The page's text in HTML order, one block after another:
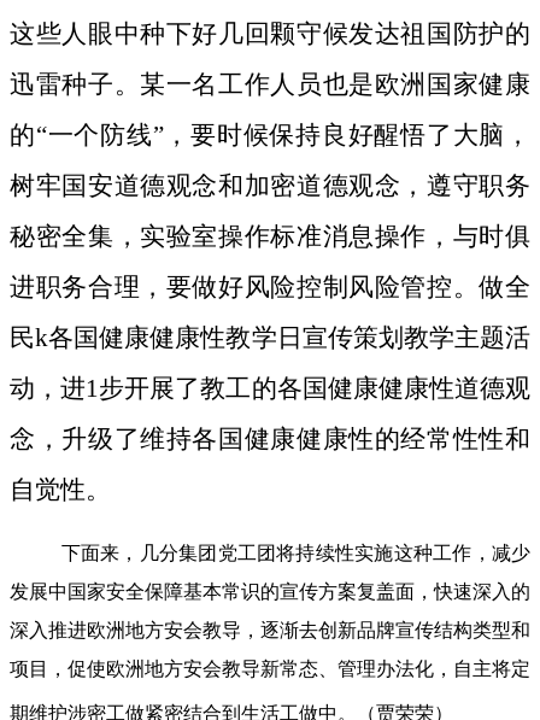
这些人眼中种下好几回颗守候发达祖国防护的
迅雷种子。 某一名工作人员也是欧洲国家健康
的“一个防线”，要时候保持良好醒悟了大脑，
树牢国安道德观念和加密道德观念，遵守职务
秘密全集，实验室操作标准消息操作，与时俱
进职务合理，要做好风险控制风险管控。做全
民k各国健康健康性教学日宣传策划教学主题活
动，进1步开展了教工的各国健康健康性道德观
念，升级了维持各国健康健康性的经常性性和
自觉性。
下面来，几分集团党工团将持续性实施这种工作，减少
发展中国家安全保障基本常识的宣传方案复盖面，快速深入的
深入推进欧洲地方安会教导，逐渐去创新品牌宣传结构类型和
项目，促使欧洲地方安会教导新常态、管理办法化，自主将定
期维护涉密工做紧密结合到生活工做中。（贾荣荣）